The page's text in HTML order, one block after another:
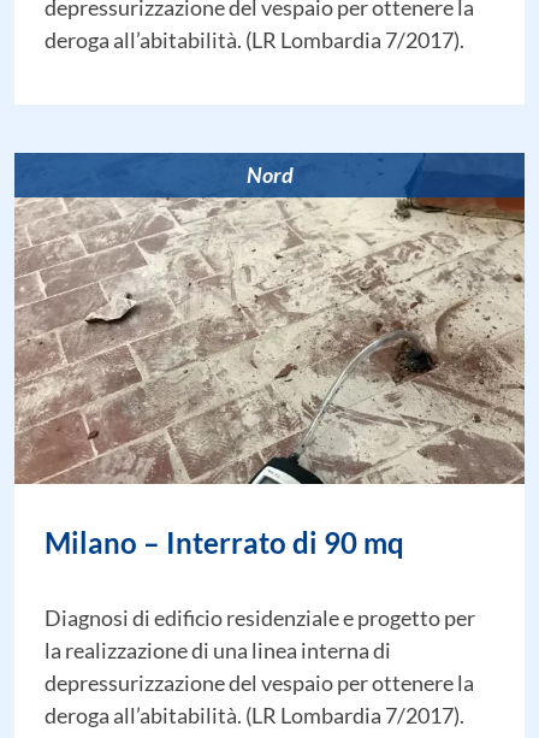
depressurizzazione del vespaio per ottenere la
deroga all’abitabilità. (LR Lombardia 7/2017).
Nord
Milano – Interrato di 90 mq
Diagnosi di edificio residenziale e progetto per
la realizzazione di una linea interna di
depressurizzazione del vespaio per ottenere la
deroga all’abitabilità. (LR Lombardia 7/2017).